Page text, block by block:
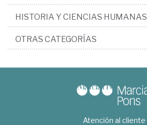
HISTORIA Y CIENCIAS HUMANAS
OTRAS CATEGORÍAS
Atención al cliente